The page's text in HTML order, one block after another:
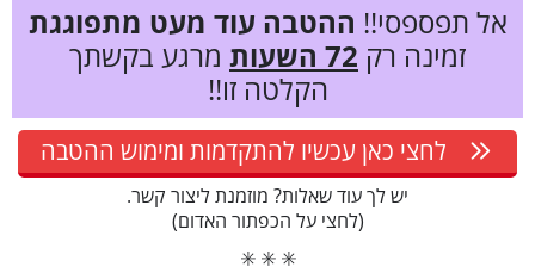
אל תפספסי!! ההטבה עוד מעט מתפוגגת
זמינה רק 72 השעות
מרגע בקשתך
הקלטה זו!!
לחצי כאן עכשיו להתקדמות ומימוש ההטבה
יש לך עוד שאלות? מוזמנת ליצור קשר.
(לחצי על הכפתור האדום)
✳️ ✳️ ✳️